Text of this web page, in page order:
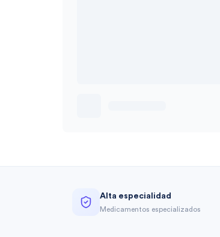
Alta especialidad
Medicamentos especializados